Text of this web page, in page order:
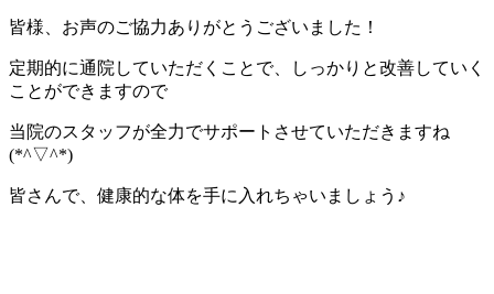
皆様、お声のご協力ありがとうございました！
定期的に通院していただくことで、しっかりと改善していく
ことができますので
当院のスタッフが全力でサポートさせていただきますね
(*^▽^*)
皆さんで、健康的な体を手に入れちゃいましょう♪